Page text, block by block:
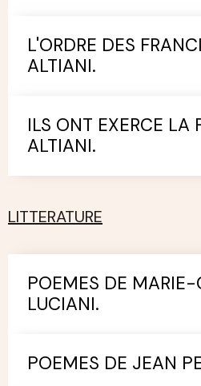
L'ORDRE DES
ALTIANI.
ILS ONT EXERCE LA
ALTIANI.
LITTERATURE
POEMES DE MARIE-
LUCIANI.
POEMES DE JEAN